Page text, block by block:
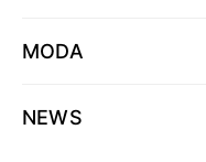
MODA
NEWS